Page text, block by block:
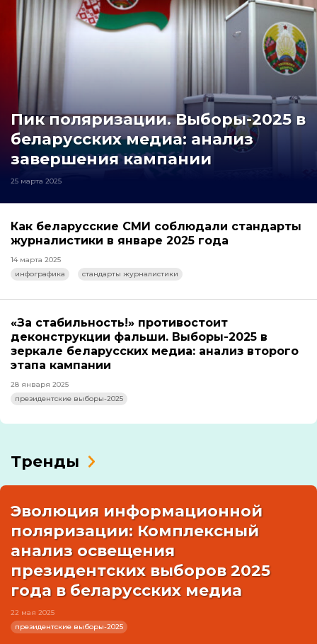
Пик поляризации. Выборы-2025 в
беларусских медиа: анализ
завершения кампании
25 марта 2025
Как беларусские СМИ соблюдали стандарты
журналистики в январе 2025 года
14 марта 2025
инфографика
стандарты журналистики
«За стабильность!» противостоит
деконструкции фальши. Выборы-2025 в
зеркале беларусских медиа: анализ второго
этапа кампании
28 января 2025
президентские выборы-2025
Тренды
Эволюция информационной
поляризации: Комплексный
анализ освещения
президентских выборов 2025
года в беларусских медиа
22 мая 2025
президентские выборы-2025